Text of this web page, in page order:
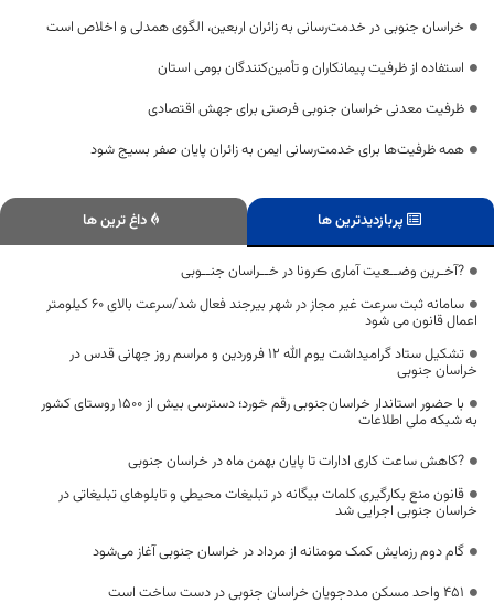
خراسان جنوبی در خدمت‌رسانی به زائران اربعین، الگوی همدلی و اخلاص است
استفاده از ظرفیت پیمانکاران و تأمین‌کنندگان بومی استان
ظرفیت معدنی خراسان جنوبی فرصتی برای جهش اقتصادی
همه ظرفیت‌ها برای خدمت‌رسانی ایمن به زائران پایان صفر بسیج شود
پربازدیدترین ها داغ ترین ها
?آخـرین وضــعیت آماری ڪرونا در خــراسان جنــوبی
سامانه ثبت سرعت غیر مجاز در شهر بیرجند فعال شد/سرعت بالای ۶۰ کیلومتر
اعمال قانون می شود
تشکیل ستاد گرامیداشت یوم الله 12 فروردین و مراسم روز جهانی قدس در
خراسان جنوبی
با حضور استاندار خراسان‌جنوبی رقم خورد؛ دسترسی بیش از ۱۵۰۰ روستای کشور
به شبکه ملی اطلاعات
?کاهش ساعت کاری ادارات تا پایان بهمن ماه در خراسان جنوبی
قانون منع بکارگیری کلمات بیگانه در تبلیغات محیطی و تابلوهای تبلیغاتی در
خراسان جنوبی اجرایی شد
گام دوم رزمایش کمک مومنانه از مرداد در خراسان جنوبی آغاز می‌شود
۴۵۱ واحد مسکن مددجویان خراسان جنوبی در دست ساخت است